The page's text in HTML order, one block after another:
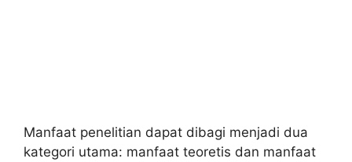
Manfaat penelitian dapat dibagi menjadi dua
kategori utama: manfaat teoretis dan manfaat